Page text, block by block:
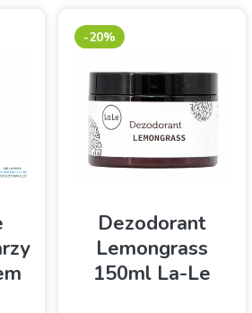
Dezodorant
Lemongrass
150ml La-Le
-20%